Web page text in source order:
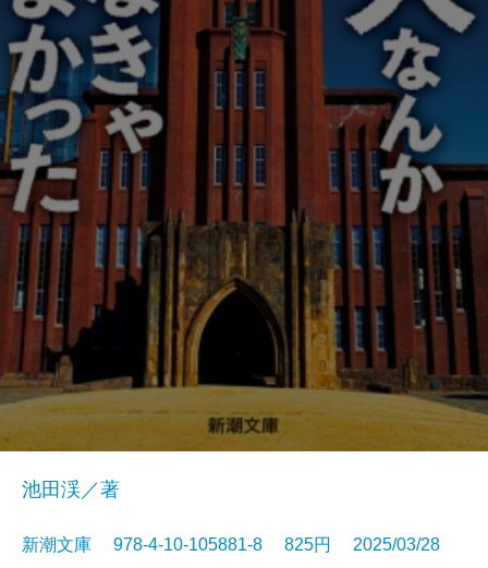
池田渓／著
新潮文庫 978-4-10-105881-8 825円 2025/03/28